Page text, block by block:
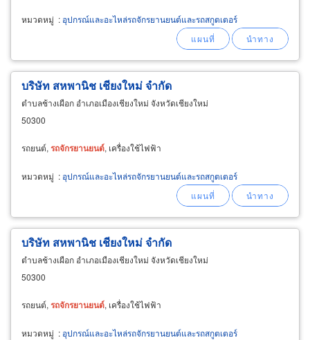
หมวดหมู่ : อุปกรณ์และอะไหล่รถจักรยานยนต์และรถสกูตเตอร์
บริษัท สหพานิช เชียงใหม่ จำกัด
ตำบลช้างเผือก อำเภอเมืองเชียงใหม่ จังหวัดเชียงใหม่
50300
รถยนต์, รถจักรยานยนต์, เครื่องใช้ไฟฟ้า
หมวดหมู่ : อุปกรณ์และอะไหล่รถจักรยานยนต์และรถสกูตเตอร์
บริษัท สหพานิช เชียงใหม่ จำกัด
ตำบลช้างเผือก อำเภอเมืองเชียงใหม่ จังหวัดเชียงใหม่
50300
รถยนต์, รถจักรยานยนต์, เครื่องใช้ไฟฟ้า
หมวดหมู่ : อุปกรณ์และอะไหล่รถจักรยานยนต์และรถสกูตเตอร์